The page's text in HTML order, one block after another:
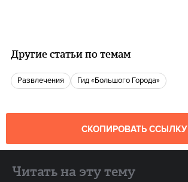
Другие статьи по темам
Развлечения Гид «Большого Города»
СКОПИРОВАТЬ ССЫЛКУ
Читать на эту тему